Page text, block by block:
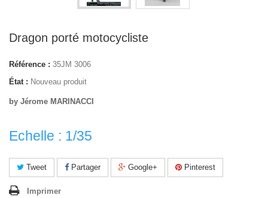
Dragon porté motocycliste
Référence : 35JM 3006
État : Nouveau produit
by Jérome MARINACCI
Echelle : 1/35
Tweet Partager Google+ Pinterest
Imprimer